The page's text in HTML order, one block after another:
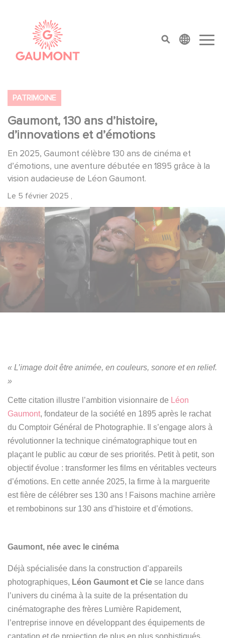
top menu
PATRIMOINE
Gaumont, 130 ans d’histoire,
d’innovations et d’émotions
En 2025, Gaumont célèbre 130 ans de cinéma et
d’émotions, une aventure débutée en 1895 grâce à la
vision audacieuse de Léon Gaumont.
Le 5 février 2025 ,
« L’image doit être animée, en couleurs, sonore et en relief.
»
Cette citation illustre l’ambition visionnaire de Léon
Gaumont, fondateur de la société en 1895 après le rachat
du Comptoir Général de Photographie. Il s’engage alors à
révolutionner la technique cinématographique tout en
plaçant le public au cœur de ses priorités. Petit à petit, son
objectif évolue : transformer les films en véritables vecteurs
d’émotions. En cette année 2025, la firme à la marguerite
est fière de célébrer ses 130 ans ! Faisons machine arrière
et rembobinons sur 130 ans d’histoire et d’émotions.
Gaumont, née avec le cinéma
Déjà spécialisée dans la construction d’appareils
photographiques, Léon Gaumont et Cie se lance dans
l’univers du cinéma à la suite de la présentation du
cinématographe des frères Lumière Rapidement,
l’entreprise innove en développant des équipements de
captation et de projection de plus en plus sophistiqués.